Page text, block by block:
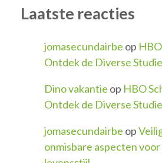
Laatste reacties
jomasecundairbe op
Ontdek de Diverse
Dino vakantie op HBO
Ontdek de Diverse
jomasecundairbe op
onmisbare aspecten